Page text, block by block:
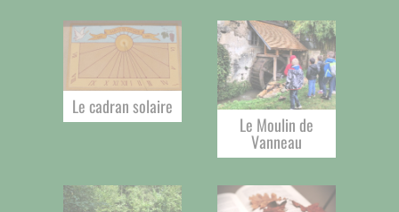
Le cadran solaire
Le Moulin de
Vanneau